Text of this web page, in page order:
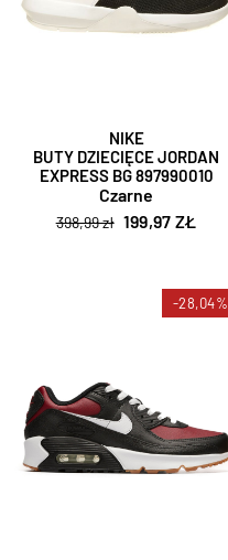
NIKE
BUTY DZIECIĘCE JORDAN
EXPRESS BG 897990010
Czarne
398,99 zł 199,97 ZŁ
-28,04%